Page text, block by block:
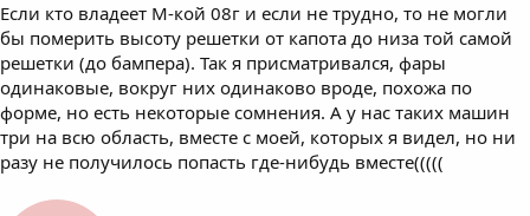
Если кто владеет М-кой 08г и если не трудно, то не могли
бы померить высоту решетки от капота до низа той самой
решетки (до бампера). Так я присматривался, фары
одинаковые, вокруг них одинаково вроде, похожа по
форме, но есть некоторые сомнения. А у нас таких машин
три на всю область, вместе с моей, которых я видел, но ни
разу не получилось попасть где-нибудь вместе(((((